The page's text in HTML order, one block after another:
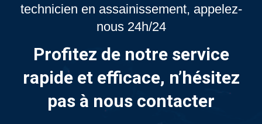
technicien en assainissement, appelez-
nous 24h/24
Profitez de notre service
rapide et efficace, n’hésitez
pas à nous contacter